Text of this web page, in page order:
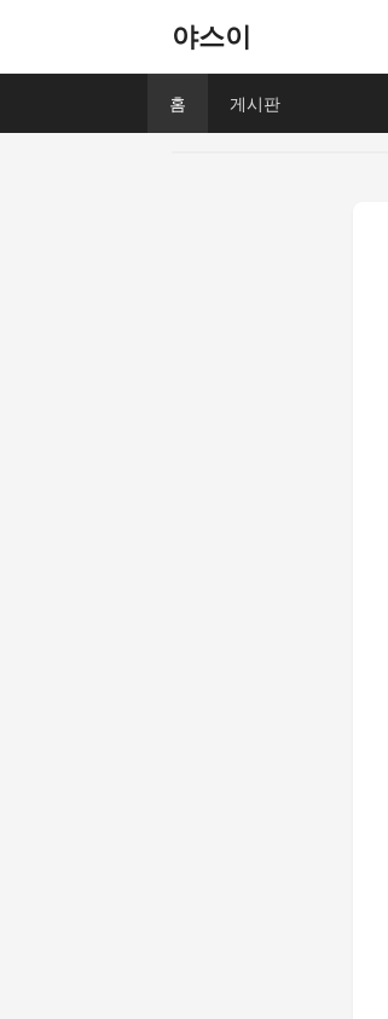
야스이
홈 게시판